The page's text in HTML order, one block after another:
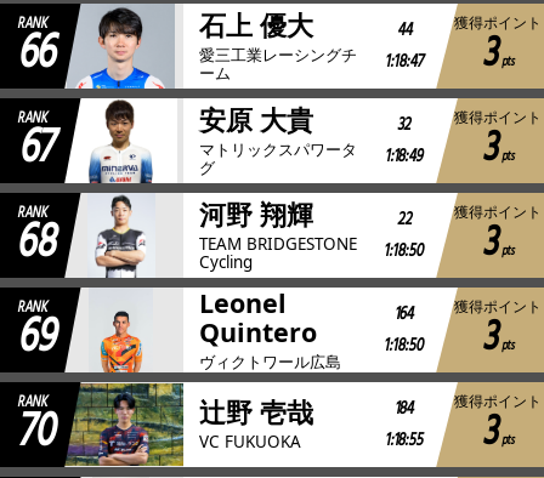
RANK
66 石上 優大
愛三工業レーシングチ
ーム
44
1:18:47
獲得ポイント
3pts
RANK
67 安原 大貴
マトリックスパワータ
グ
32
1:18:49
獲得ポイント
3pts
RANK
68 河野 翔輝
TEAM BRIDGESTONE
Cycling
22
1:18:50
獲得ポイント
3pts
RANK
69
Leonel
Quintero
ヴィクトワール広島
164
1:18:50
獲得ポイント
3pts
RANK
70 辻野 壱哉
VC FUKUOKA
184
1:18:55
獲得ポイント
3pts